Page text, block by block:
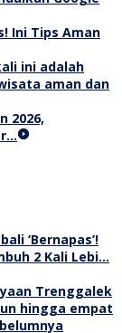
Ini Tips Aman
2026,
‘Bernapas’!
2 Kali Lebi…